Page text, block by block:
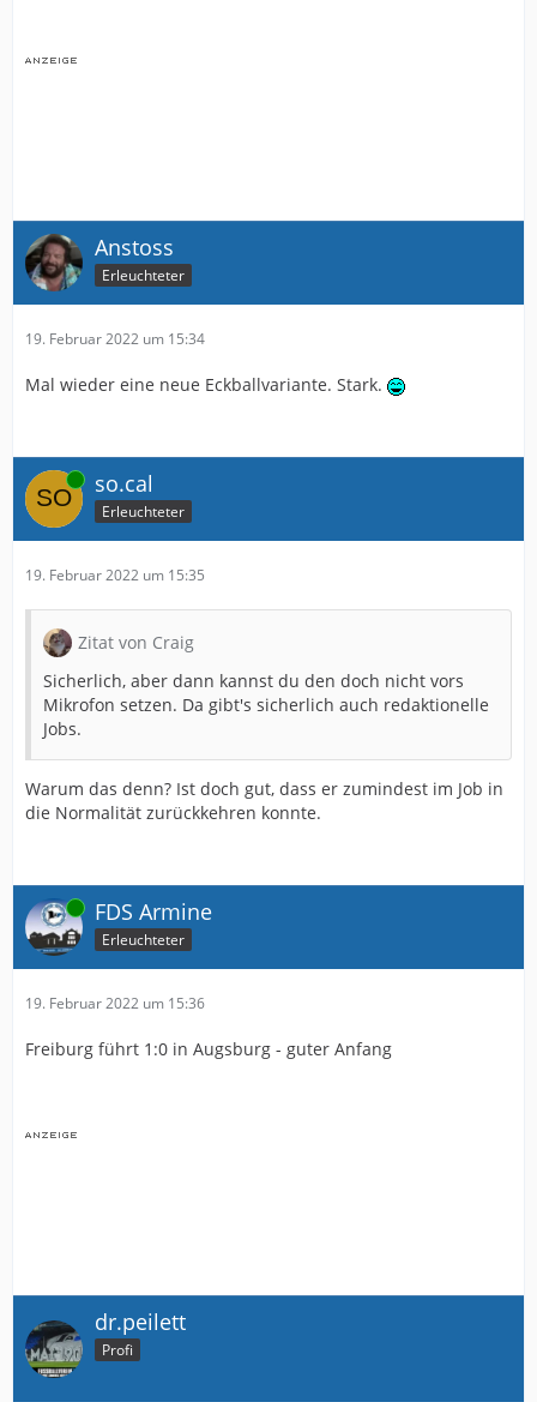
Anstoss
Erleuchteter
19. Februar 2022 um 15:34
Mal wieder eine neue Eckballvariante. Stark.
Online so.cal
Erleuchteter
19. Februar 2022 um 15:35
Zitat von Craig
Sicherlich, aber dann kannst du den doch nicht vors
Mikrofon setzen. Da gibt's sicherlich auch redaktionelle
Jobs.
Warum das denn? Ist doch gut, dass er zumindest im Job in
die Normalität zurückkehren konnte.
Online FDS Armine
Erleuchteter
19. Februar 2022 um 15:36
Freiburg führt 1:0 in Augsburg - guter Anfang
dr.peilett
Profi